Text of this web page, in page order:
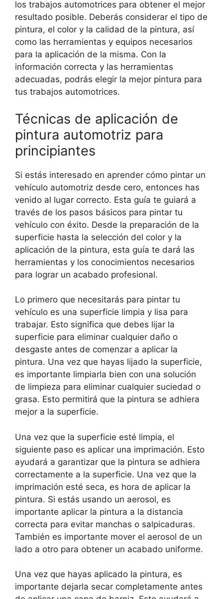
los trabajos automotrices para obtener el mejor
resultado posible. Deberás considerar el tipo de
pintura, el color y la calidad de la pintura, así
como las herramientas y equipos necesarios
para la aplicación de la misma. Con la
información correcta y las herramientas
adecuadas, podrás elegir la mejor pintura para
tus trabajos automotrices.
Técnicas de aplicación de
pintura automotriz para
principiantes
Si estás interesado en aprender cómo pintar un
vehículo automotriz desde cero, entonces has
venido al lugar correcto. Esta guía te guiará a
través de los pasos básicos para pintar tu
vehículo con éxito. Desde la preparación de la
superficie hasta la selección del color y la
aplicación de la pintura, esta guía te dará las
herramientas y los conocimientos necesarios
para lograr un acabado profesional.
Lo primero que necesitarás para pintar tu
vehículo es una superficie limpia y lisa para
trabajar. Esto significa que debes lijar la
superficie para eliminar cualquier daño o
desgaste antes de comenzar a aplicar la
pintura. Una vez que hayas lijado la superficie,
es importante limpiarla bien con una solución
de limpieza para eliminar cualquier suciedad o
grasa. Esto permitirá que la pintura se adhiera
mejor a la superficie.
Una vez que la superficie esté limpia, el
siguiente paso es aplicar una imprimación. Esto
ayudará a garantizar que la pintura se adhiera
correctamente a la superficie. Una vez que la
imprimación esté seca, es hora de aplicar la
pintura. Si estás usando un aerosol, es
importante aplicar la pintura a la distancia
correcta para evitar manchas o salpicaduras.
También es importante mover el aerosol de un
lado a otro para obtener un acabado uniforme.
Una vez que hayas aplicado la pintura, es
importante dejarla secar completamente antes